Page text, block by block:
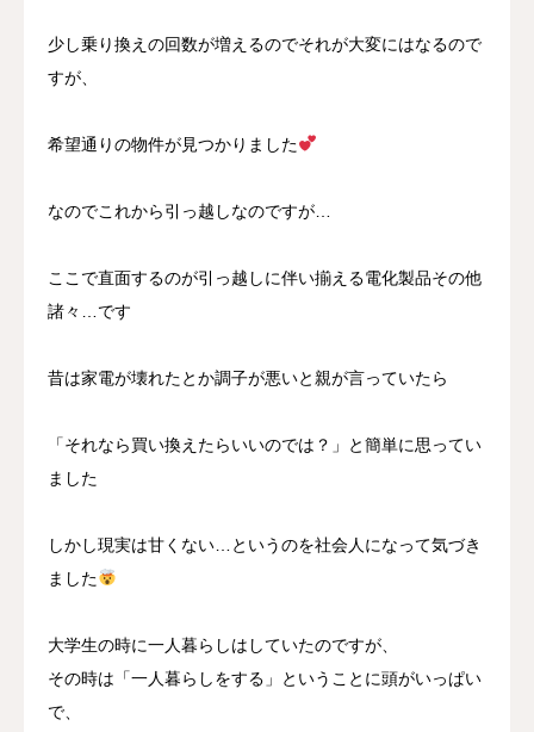
少し乗り換えの回数が増えるのでそれが大変にはなるので
すが、
希望通りの物件が見つかりました
なのでこれから引っ越しなのですが…
ここで直面するのが引っ越しに伴い揃える電化製品その他
諸々…です
昔は家電が壊れたとか調子が悪いと親が言っていたら
「それなら買い換えたらいいのでは？」と簡単に思ってい
ました
しかし現実は甘くない…というのを社会人になって気づき
ました
大学生の時に一人暮らしはしていたのですが、
その時は「一人暮らしをする」ということに頭がいっぱい
で、